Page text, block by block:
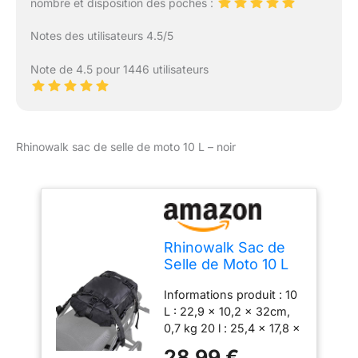
de siège de moto
utilisation et un
deux sacs de moto. Il
fois, de le boucler, et
vous êtes prêt pour
l'aventure ! Notre sac de
selle de moto étanche
est souple et entièrement
pliable pour faciliter le
POUR LA MOTO : La
combinaison simple et
pratique rend le sac
latéral de moto plus
Notes des utilisateurs 4.5/5
Note de 4.5 pour 1446 utilisateurs
Rhinowalk sac de selle de moto 10 L – noir
Rhinowalk Sac de
Selle de Moto 10 L
étanche pour
Porte-Bagages
arrière, Sac de Selle
de Moto,
Informations produit : 10
L : 22,9 x 10,2 x 32cm,
0,7 kg 20 l : 25,4 x 17,8 x